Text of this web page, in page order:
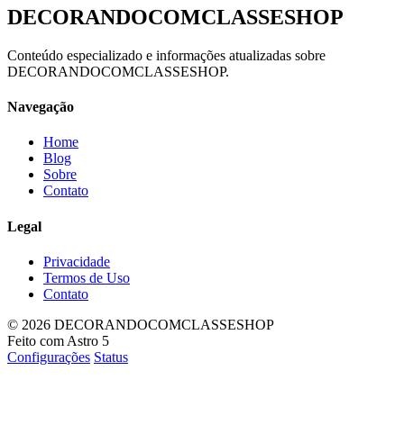
DECORANDOCOMCLASSESHOP
Conteúdo especializado e informações atualizadas sobre
DECORANDOCOMCLASSESHOP.
Navegação
Home
Blog
Sobre
Contato
Legal
Privacidade
Termos de Uso
Contato
© 2026 DECORANDOCOMCLASSESHOP
Feito com Astro 5
Configurações Status